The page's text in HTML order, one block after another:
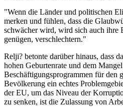
"Wenn die Länder und politischen
merken und fühlen, dass die
schwächer wird, wird sich auch ihre
genügen, verschlechtern."
Relji? betonte darüber hinaus, dass
hohen Geburtenrate und dem
Beschäftigungsprogrammen für den
Bevölkerung ein echtes
der EU, um das Niveau der
zu senken, ist die Zulassung von